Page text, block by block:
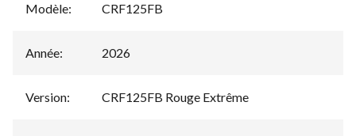
Modèle: CRF125FB
Année: 2026
Version: CRF125FB Rouge Extrême